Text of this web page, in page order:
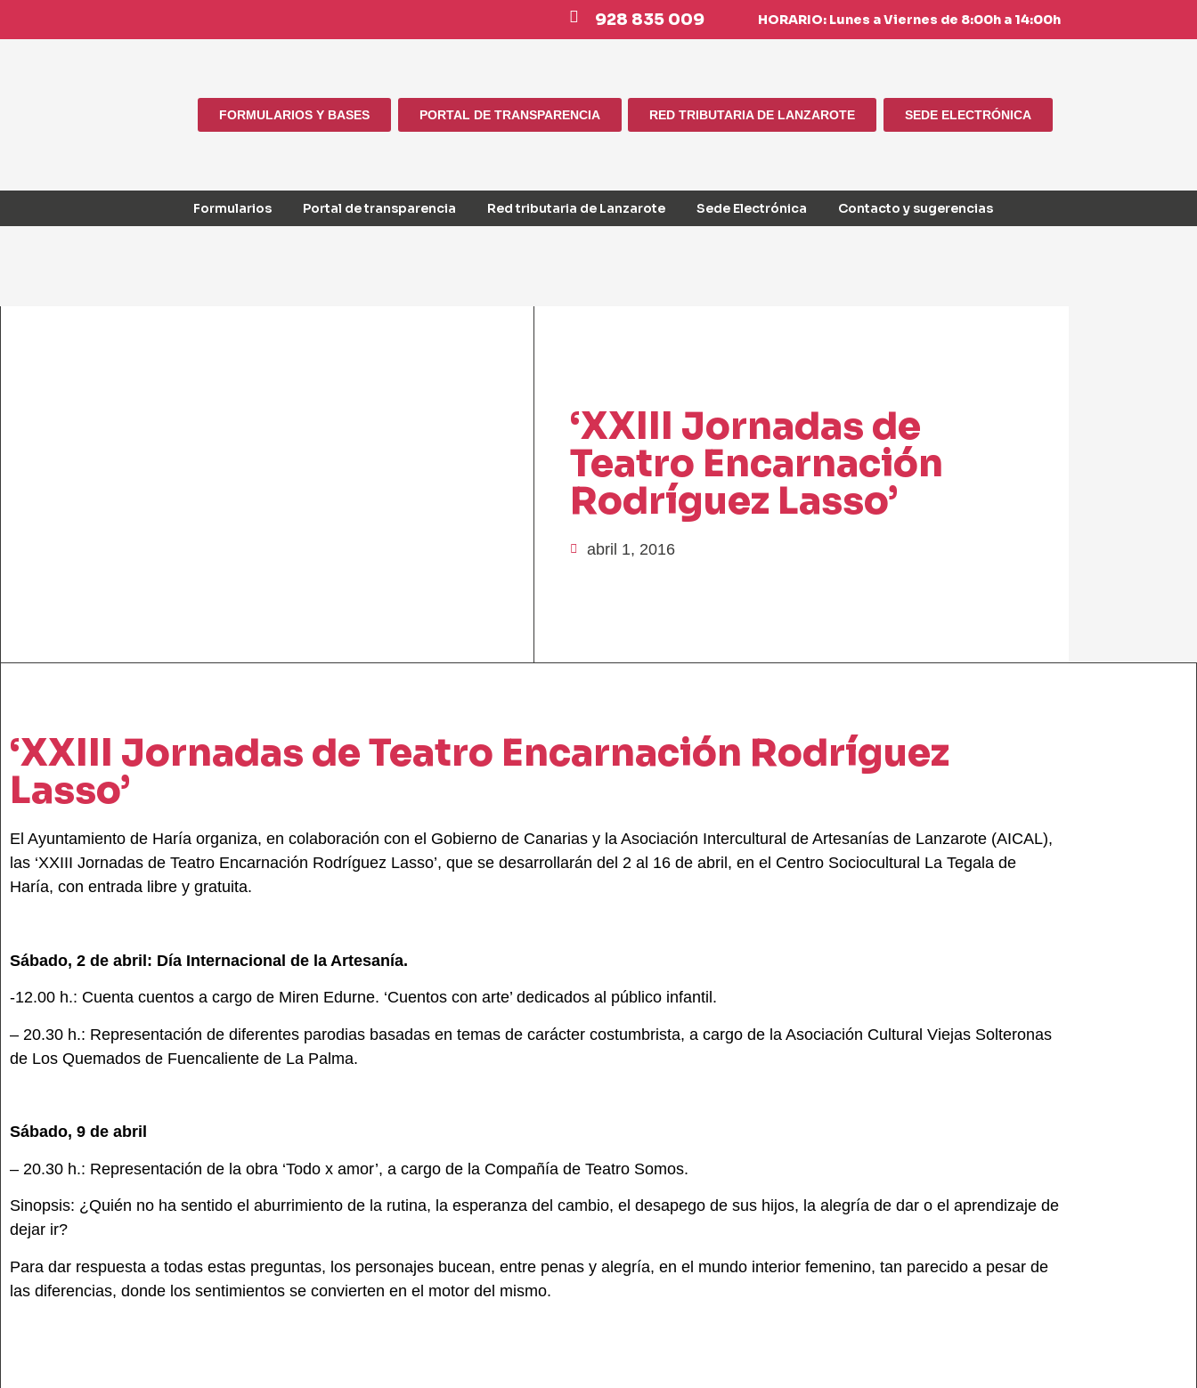
928 835 009 HORARIO: Lunes a Viernes de 8:00h a 14:00h
FORMULARIOS Y BASES PORTAL DE TRANSPARENCIA RED TRIBUTARIA DE LANZAROTE SEDE ELECTRÓNICA
Formularios Portal de transparencia Red tributaria de Lanzarote Sede Electrónica Contacto y sugerencias
‘XXIII Jornadas de
Teatro Encarnación
Rodríguez Lasso’
abril 1, 2016
‘XXIII Jornadas de Teatro Encarnación Rodríguez
Lasso’
El Ayuntamiento de Haría organiza, en colaboración con el Gobierno de Canarias y la Asociación Intercultural de Artesanías de Lanzarote (AICAL),
las ‘XXIII Jornadas de Teatro Encarnación Rodríguez Lasso’, que se desarrollarán del 2 al 16 de abril, en el Centro Sociocultural La Tegala de
Haría, con entrada libre y gratuita.
Sábado, 2 de abril: Día Internacional de la Artesanía.
-12.00 h.: Cuenta cuentos a cargo de Miren Edurne. ‘Cuentos con arte’ dedicados al público infantil.
– 20.30 h.: Representación de diferentes parodias basadas en temas de carácter costumbrista, a cargo de la Asociación Cultural Viejas Solteronas
de Los Quemados de Fuencaliente de La Palma.
Sábado, 9 de abril
– 20.30 h.: Representación de la obra ‘Todo x amor’, a cargo de la Compañía de Teatro Somos.
Sinopsis: ¿Quién no ha sentido el aburrimiento de la rutina, la esperanza del cambio, el desapego de sus hijos, la alegría de dar o el aprendizaje de
dejar ir?
Para dar respuesta a todas estas preguntas, los personajes bucean, entre penas y alegría, en el mundo interior femenino, tan parecido a pesar de
las diferencias, donde los sentimientos se convierten en el motor del mismo.